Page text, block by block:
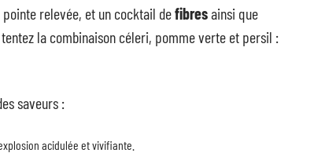
relevée, et un cocktail defibresainsi que
la combinaison céleri, pomme verte et persil :
saveurs :
acidulée et vivifiante.